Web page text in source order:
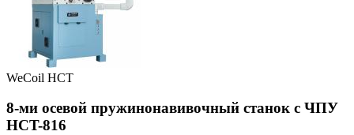
WeCoil HCT
8-ми осевой пружинонавивочный станок с ЧПУ
HCT-816